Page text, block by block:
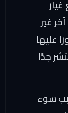
غير
عليها
جدًا
سوء